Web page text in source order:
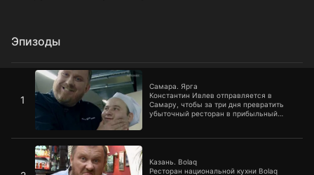
Эпизоды
1
Самара. Ярга
Константин Ивлев отправляется в
Самару, чтобы за три дня превратить
убыточный ресторан в прибыльный
владельцы ресторана не могут понять,
придется быть готовыми к шоковой
терапии сурового мастера. Константин
Самара. Ярга
Казань. Bolaq
Ресторан национальной кухни Bolaq
Казань. Bolaq